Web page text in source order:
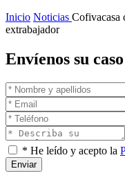
Inicio Noticias Cofivacasa
extrabajador
Envíenos su caso
* He leído y acepto la
Enviar